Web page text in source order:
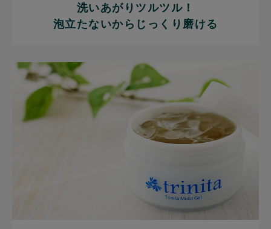
洗いあがりツルツル！
泡立たないからじっくり磨ける